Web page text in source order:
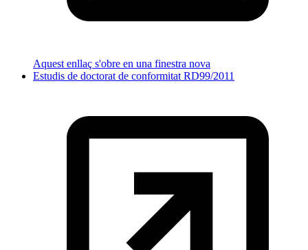
Aquest enllaç s'obre en una finestra nova
Estudis de doctorat de conformitat RD99/2011